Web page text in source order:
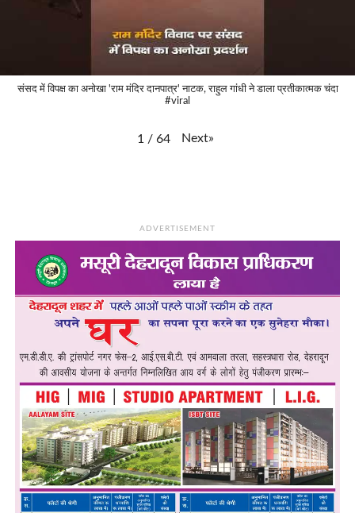
संसद में विपक्ष का अनोखा 'राम मंदिर दानपात्र' नाटक, राहुल गांधी ने डाला प्रतीकात्मक चंदा
#viral
1 / 64 Next»
ADVERTISEMENT